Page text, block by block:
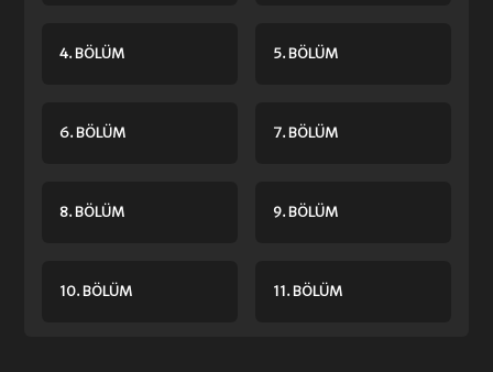
4. BÖLÜM 5. BÖLÜM
6. BÖLÜM 7. BÖLÜM
8. BÖLÜM 9. BÖLÜM
10. BÖLÜM 11. BÖLÜM